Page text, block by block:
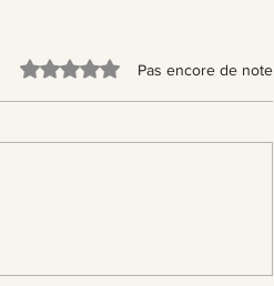
Noté 0 étoile sur 5. Pas encore de note